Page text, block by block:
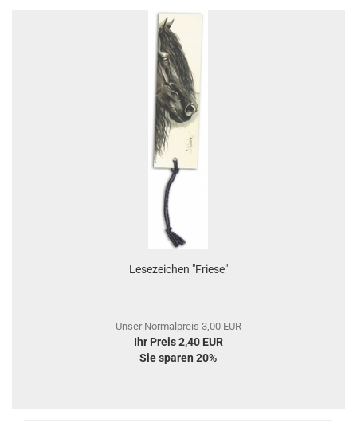
Lesezeichen "Friese"
Unser Normalpreis 3,00 EUR
Ihr Preis 2,40 EUR
Sie sparen 20%